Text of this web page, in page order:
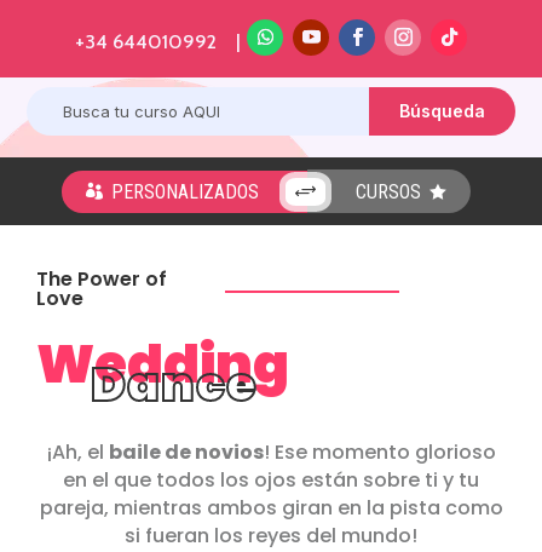
+34 644010992 |
 PERSONALIZADOS + CURSOS 
The Power of
Love
Wedding
Dance
¡Ah, el baile de novios! Ese momento glorioso
en el que todos los ojos están sobre ti y tu
pareja, mientras ambos giran en la pista como
si fueran los reyes del mundo!